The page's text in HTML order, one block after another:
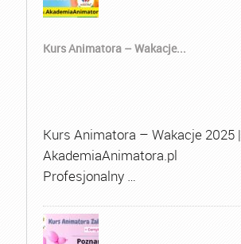
Kurs Animatora – Wakacje...
Kurs Animatora – Wakacje 2025 |
AkademiaAnimatora.pl
Profesjonalny …